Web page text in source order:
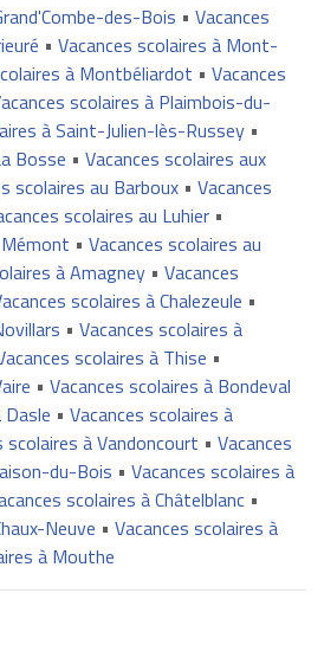
des-Bois • Vacances
• Vacances scolaires à Mont-
à Montbéliardot • Vacances
scolaires à Plaimbois-du-
à Saint-Julien-lès-Russey•
Bosse • Vacances scolaires aux
scolaires au Barboux• Vacances
scolaires au Luhier•
• Vacances scolaires au
à Amagney• Vacances
scolaires à Chalezeule •
• Vacances scolaires à
scolaires à Thise •
• Vacances scolaires à Bondeval
Dasle • Vacances scolaires à
scolaires à Vandoncourt • Vacances
du-Bois • Vacances scolaires à
scolaires à Châtelblanc•
Neuve • Vacances scolaires à
à Mouthe